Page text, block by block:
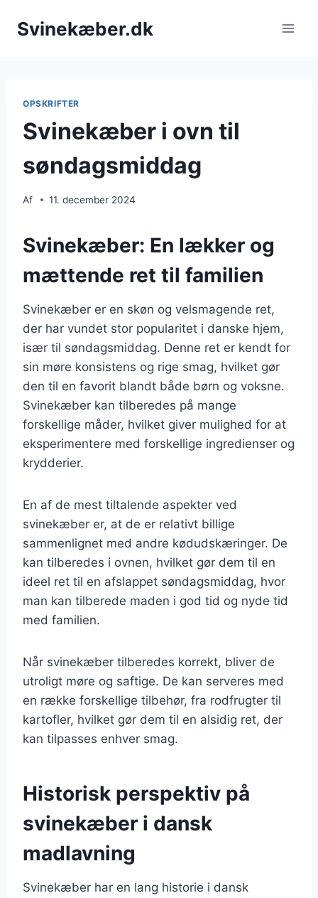
Svinekæber.dk
OPSKRIFTER
Svinekæber i ovn til
søndagsmiddag
Af 11. december 2024
Svinekæber: En lækker og
mættende ret til familien
Svinekæber er en skøn og velsmagende ret,
der har vundet stor popularitet i danske hjem,
især til søndagsmiddag. Denne ret er kendt for
sin møre konsistens og rige smag, hvilket gør
den til en favorit blandt både børn og voksne.
Svinekæber kan tilberedes på mange
forskellige måder, hvilket giver mulighed for at
eksperimentere med forskellige ingredienser og
krydderier.
En af de mest tiltalende aspekter ved
svinekæber er, at de er relativt billige
sammenlignet med andre kødudskæringer. De
kan tilberedes i ovnen, hvilket gør dem til en
ideel ret til en afslappet søndagsmiddag, hvor
man kan tilberede maden i god tid og nyde tid
med familien.
Når svinekæber tilberedes korrekt, bliver de
utroligt møre og saftige. De kan serveres med
en række forskellige tilbehør, fra rodfrugter til
kartofler, hvilket gør dem til en alsidig ret, der
kan tilpasses enhver smag.
Historisk perspektiv på
svinekæber i dansk
madlavning
Svinekæber har en lang historie i dansk